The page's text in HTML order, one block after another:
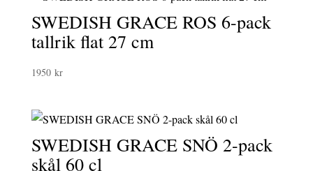
SWEDISH GRACE ROS 6-pack
tallrik flat 27 cm
1950 kr
SWEDISH GRACE SNÖ 2-pack
skål 60 cl